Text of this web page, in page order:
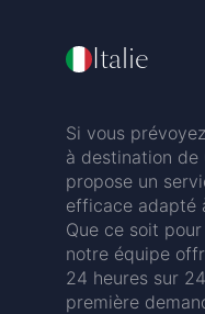
Italie
Si vous
à destination de
propose un
efficace adapté
Que ce soit
notre équipe
24 heures sur
première